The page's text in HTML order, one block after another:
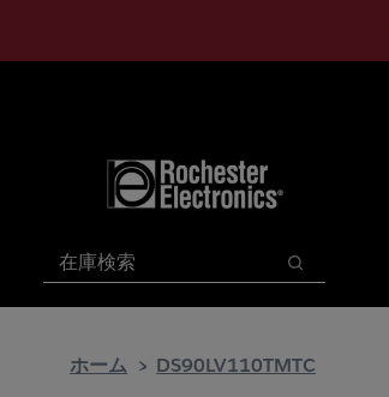
検索
検索
ホーム DS90LV110TMTC